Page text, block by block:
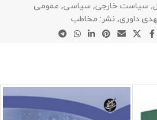
, سیاست خارجی, سیاسی, عمومی
داوری, نشر: مخاطب